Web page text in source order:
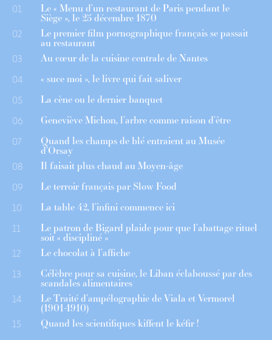
01 Le « Menu d’un restaurant de Paris pendant le
Siège », le 25 décembre 1870
02 Le premier film pornographique français se passait
au restaurant
03 Au cœur de la cuisine centrale de Nantes
04 « suce moi », le livre qui fait saliver
05 La cène ou le dernier banquet
06 Geneviève Michon, l’arbre comme raison d’être
07 Quand les champs de blé entraient au Musée
d’Orsay
08 Il faisait plus chaud au Moyen-âge
09 Le terroir français par Slow Food
10 La table 42, l’infini commence ici
11 Le patron de Bigard plaide pour que l’abattage rituel
soit « discipliné »
12 Le chocolat à l’affiche
13 Célèbre pour sa cuisine, le Liban éclaboussé par des
scandales alimentaires
14 Le Traité d’ampélographie de Viala et Vermorel
(1901-1910)
15 Quand les scientifiques kiffent le kéfir !